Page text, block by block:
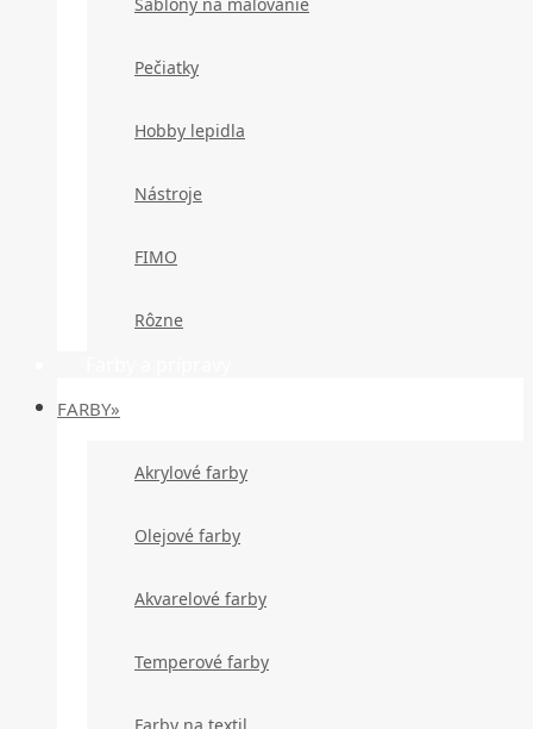
Pečiatky
Hobby lepidla
Nástroje
FIMO
Rôzne
FARBY»
Akrylové farby
Olejové farby
Akvarelové farby
Temperové farby
Farby na textil